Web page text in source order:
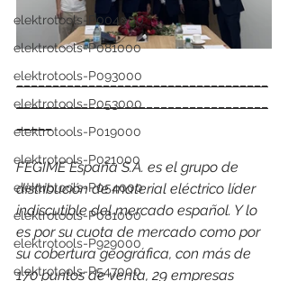
elektrotools-P004000
elektrotools-P081000
elektrotools-P093000
elektrotools-P053000
elektrotools-P019000
elektrotools-P021000
elektrotools-P054000
elektrotools-P081000
elektrotools-P929000
elektrotools-P547000
___________________________________
___________________________________
_____
FEGIME España S.A. es el grupo de
distribución de material eléctrico líder
indiscutible del mercado español. Y lo
es por su cuota de mercado como por
su cobertura geográfica, con más de
170 puntos de venta, 29 empresas